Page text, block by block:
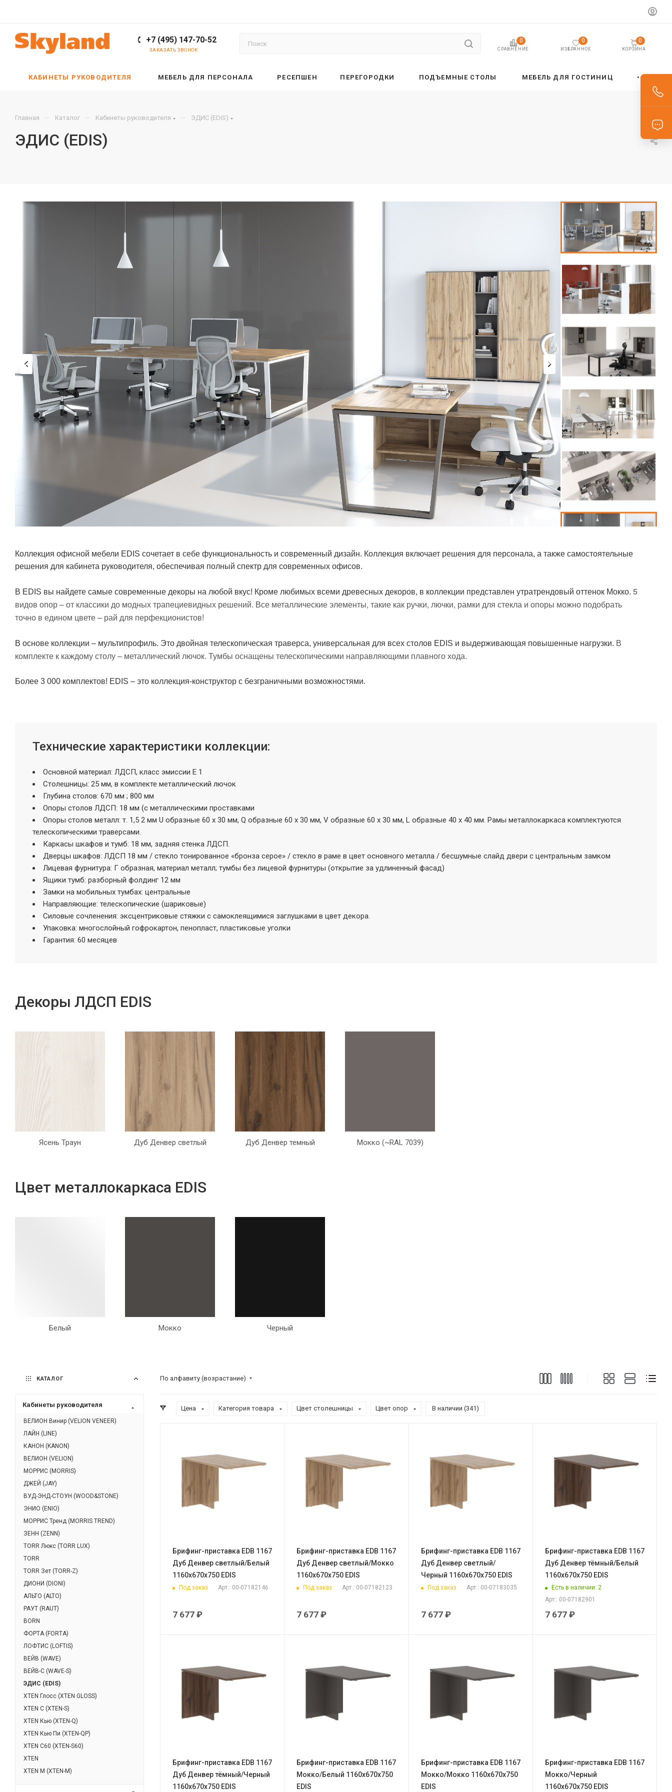
+7 (495) 147-70-52
ЗАКАЗАТЬ ЗВОНОК СРАВНЕНИЕ
0
ИЗБРАННОЕ
0
КОРЗИНА
0
КАБИНЕТЫ РУКОВОДИТЕЛЯ МЕБЕЛЬ ДЛЯ ПЕРСОНАЛА РЕСЕПШЕН ПЕРЕГОРОДКИ ПОДЪЕМНЫЕ СТОЛЫ МЕБЕЛЬ ДЛЯ ГОСТИНИЦ
Главная — Каталог — Кабинеты руководителя — ЭДИС (EDIS)
ЭДИС (EDIS)
Коллекция офисной мебели EDIS сочетает в себе функциональность и современный дизайн. Коллекция включает решения для персонала, а также самостоятельные
решения для кабинета руководителя, обеспечивая полный спектр для современных офисов.
В EDIS вы найдете самые современные декоры на любой вкус! Кроме любимых всеми древесных декоров, в коллекции представлен утратрендовый оттенок Мокко. 5
видов опор – от классики до модных трапециевидных решений. Все металлические элементы, такие как ручки, лючки, рамки для стекла и опоры можно подобрать
точно в едином цвете – рай для перфекционистов!
В основе коллекции – мультипрофиль. Это двойная телескопическая траверса, универсальная для всех столов EDIS и выдерживающая повышенные нагрузки. В
комплекте к каждому столу – металлический лючок. Тумбы оснащены телескопическими направляющими плавного хода.
Более 3 000 комплектов! EDIS – это коллекция-конструктор с безграничными возможностями.
Технические характеристики коллекции:
Основной материал: ЛДСП, класс эмиссии Е 1
Cтолешницы: 25 мм, в комплекте металлический лючок
Глубина столов: 670 мм ; 800 мм
Опоры столов ЛДСП: 18 мм (с металлическими проставками
Опоры столов металл: т. 1,5 2 мм U образные 60 х 30 мм, Q образные 60 х 30 мм, V образные 60 х 30 мм, L образные 40 х 40 мм. Рамы металлокаркаса комплектуются
телескопическими траверсами.
Каркасы шкафов и тумб: 18 мм, задняя стенка ЛДСП.
Дверцы шкафов: ЛДСП 18 мм / стекло тонированное «бронза серое» / стекло в раме в цвет основного металла / бесшумные слайд двери с центральным замком
Лицевая фурнитура: Г образная, материал металл; тумбы без лицевой фурнитуры (открытие за удлиненный фасад)
Ящики тумб: разборный фолдинг 12 мм
Замки на мобильных тумбах: центральные
Направляющие: телескопические (шариковые)
Силовые сочленения: эксцентриковые стяжки с самоклеящимися заглушками в цвет декора.
Упаковка: многослойный гофрокартон, пенопласт, пластиковые уголки
Гарантия: 60 месяцев
Декоры ЛДСП EDIS
Ясень Траун Дуб Денвер светлый Дуб Денвер темный Мокко (~RAL 7039)
Цвет металлокаркаса EDIS
Белый Мокко Черный
По алфавиту (возрастание)
Цена Категория товара Цвет столешницы Цвет опор В наличии (341)
Брифинг-приставка EDB 1167
Дуб Денвер светлый/Белый
1160х670х750 EDIS
Под заказ Арт.: 00-07182146
7 677 ₽
Брифинг-приставка EDB 1167
Дуб Денвер светлый/Мокко
1160х670х750 EDIS
Под заказ Арт.: 00-07182123
7 677 ₽
Брифинг-приставка EDB 1167
Дуб Денвер светлый/
Черный 1160х670х750 EDIS
Под заказ Арт.: 00-07183035
7 677₽
Брифинг-приставка EDB 1167
Дуб Денвер тёмный/Белый
1160х670х750 EDIS
Есть в наличии: 2
Арт.: 00-07182901
7 677₽
Брифинг-приставка EDB 1167
Дуб Денвер тёмный/Черный
1160х670х750 EDIS
Брифинг-приставка EDB 1167
Мокко/Белый 1160х670х750
EDIS
Брифинг-приставка EDB 1167
Мокко/Мокко 1160х670х750
EDIS
Брифинг-приставка EDB 1167
Мокко/Черный
1160х670х750 EDIS
КАТАЛОГ
Кабинеты руководителя
ВЕЛИОН Винир (VELION VENEER)
ЛАЙН (LINE)
КАНОН (KANON)
ВЕЛИОН (VELION)
МОРРИС (MORRIS)
ДЖЕЙ (JAY)
ВУД-ЭНД-СТОУН (WOOD&STONE)
ЭНИО (ENIO)
МОРРИС Тренд (MORRIS TREND)
ЗЕНН (ZENN)
TORR Люкс (TORR LUX)
TORR
TORR Зет (TORR-Z)
ДИОНИ (DIONI)
АЛЬТО (ALTO)
РАУТ (RAUT)
BORN
ФОРТА (FORTA)
ЛОФТИС (LOFTIS)
ВЕЙВ (WAVE)
ВЕЙВ-С (WAVE-S)
ЭДИС (EDIS)
XTEN Глосс (XTEN GLOSS)
XTEN С (XTEN-S)
XTEN Кью (XTEN-Q)
XTEN Кью Пи (XTEN-QP)
XTEN С60 (XTEN-S60)
XTEN
XTEN М (XTEN-M)